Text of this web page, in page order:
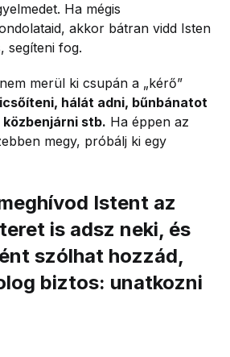
Ha mégis
akkor bátran vidd Isten
segíteni fog.
merül ki csupán a „kérő”
hálát adni, bűnbánatot
stb. Ha éppen az
megy, próbálj ki egy
Istent az
is adsz neki, és
szólhat hozzád,
biztos: unatkozni